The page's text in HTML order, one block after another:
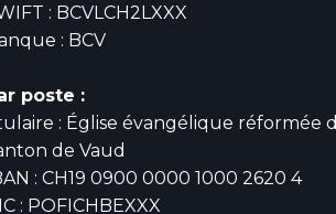
: BCVLCH2LXXX
: BCV
poste :
: Église évangélique réformée
de Vaud
: CH19 0900 0000 1000 2620 4
: POFICHBEXXX